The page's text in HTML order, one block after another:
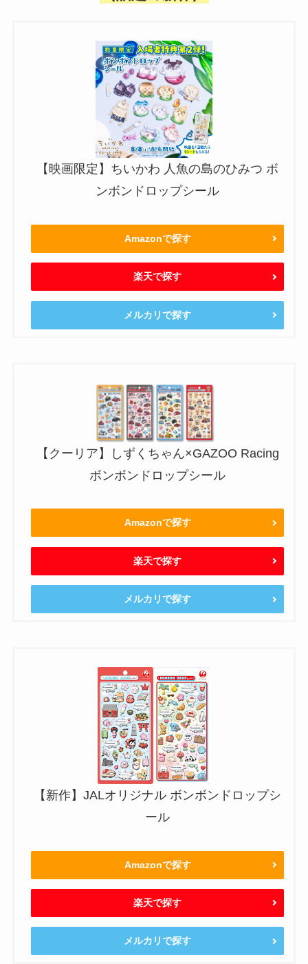
【映画限定】ちいかわ 人魚の島のひみつ ボ
ンボンドロップシール
Amazonで探す
楽天で探す
メルカリで探す
【クーリア】しずくちゃん×GAZOO Racing
ボンボンドロップシール
Amazonで探す
楽天で探す
メルカリで探す
【新作】JALオリジナル ボンボンドロップシ
ール
Amazonで探す
楽天で探す
メルカリで探す